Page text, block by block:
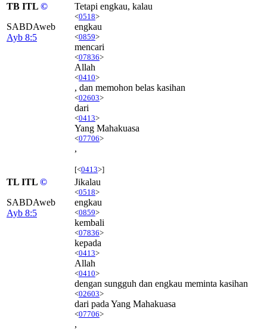
TB ITL ©
SABDAweb
Ayb 8:5
Tetapi engkau, kalau
<0518>
engkau
<0859>
mencari
<07836>
Allah
<0410>
, dan memohon belas kasihan
<02603>
dari
<0413>
Yang Mahakuasa
<07706>
,
[<0413>]
TL ITL ©
SABDAweb
Ayb 8:5
Jikalau
<0518>
engkau
<0859>
kembali
<07836>
kepada
<0413>
Allah
<0410>
dengan sungguh dan engkau meminta kasihan
<02603>
dari pada Yang Mahakuasa
<07706>
,